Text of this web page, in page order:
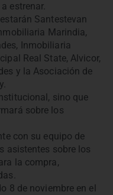
estrenar.
Santestevan
Marindia,
Inmobiliaria
Real State, Alvicor,
y la Asociación de
sino que
sobre los
con su equipo de
asistentes sobre los
la compra,
8 de noviembre en el